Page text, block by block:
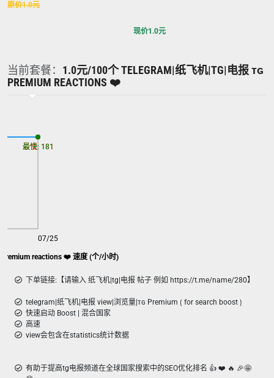
原价1.0元
现价1.0元
当前套餐： 1.0元/100个 TELEGRAM|纸飞机|TG|电报 ᴛɢ
PREMIUM REACTIONS ❤️
纸飞机|TG|电报 ᴛɢ Premium reactions ❤️ 速度 (个/小时)
07/25
最慢: 181
最快: 181
下单链接:【请输入 纸飞机|tg|电报 帖子 例如 https://t.me/name/280】
telegram|纸飞机|电报 view|浏览量|ᴛɢ Premium ⟮ for search boost ⟯
快速启动 Boost | 混合国家
高速
view会包含在statistics统计数据
有助于提高tg电报频道在全球国家搜索中的SEO优化排名 👍 ❤️ 🔥 🎉🤩